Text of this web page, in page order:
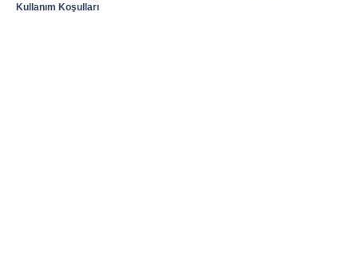
Kullanım Koşulları